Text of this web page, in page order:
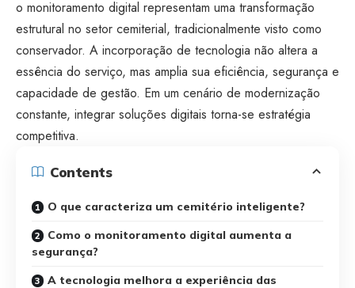
o monitoramento digital representam uma transformação
estrutural no setor cemiterial, tradicionalmente visto como
conservador. A incorporação de tecnologia não altera a
essência do serviço, mas amplia sua eficiência, segurança e
capacidade de gestão. Em um cenário de modernização
constante, integrar soluções digitais torna-se estratégia
competitiva.
Contents
O que caracteriza um cemitério inteligente?
Como o monitoramento digital aumenta a
segurança?
A tecnologia melhora a experiência das